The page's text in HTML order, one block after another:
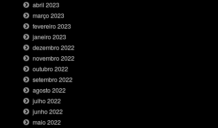
abril 2023
março 2023
fevereiro 2023
janeiro 2023
dezembro 2022
novembro 2022
outubro 2022
setembro 2022
agosto 2022
julho 2022
junho 2022
maio 2022